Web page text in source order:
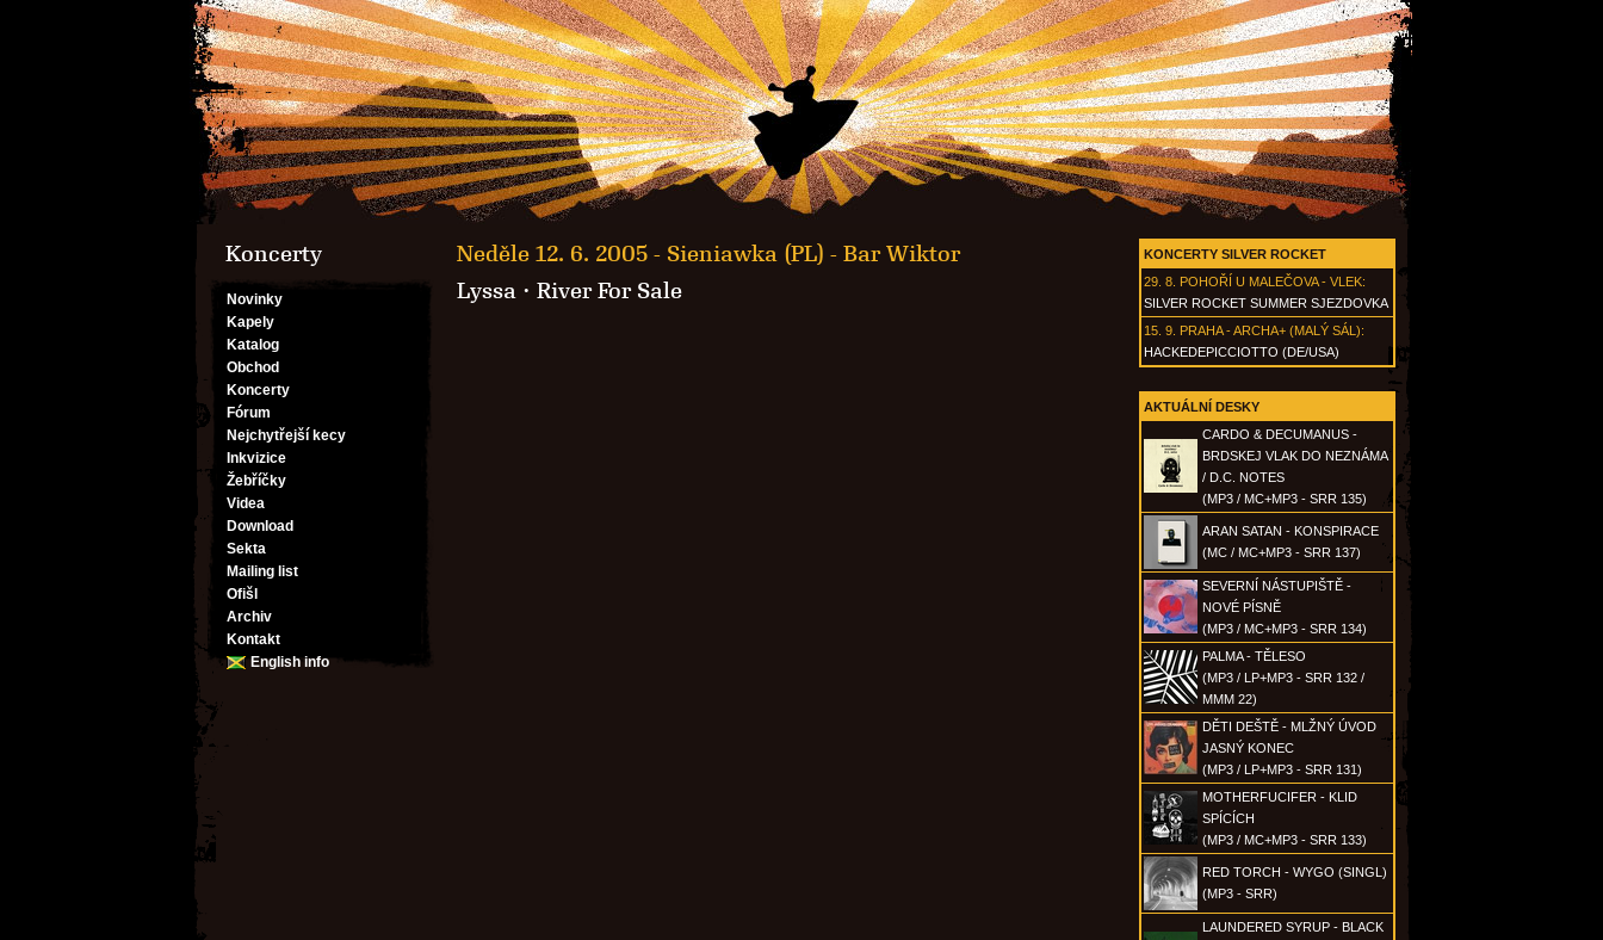
Koncerty
Novinky
Kapely
Katalog
Obchod
Koncerty
Fórum
Nejchytřejší kecy
Inkvizice
Žebříčky
Videa
Download
Sekta
Mailing list
Ofišl
Archiv
Kontakt
English info
KONCERTY SILVER ROCKET
29. 8. POHOŘÍ U MALEČOVA - VLEK:
SILVER ROCKET SUMMER SJEZDOVKA
15. 9. PRAHA - ARCHA+ (MALÝ SÁL):
HACKEDEPICCIOTTO (DE/USA)
AKTUÁLNÍ DESKY
CARDO & DECUMANUS -
BRDSKEJ VLAK DO NEZNÁMA
/ D.C. NOTES
(MP3 / MC+MP3 - SRR 135)
ARAN SATAN - KONSPIRACE
(MC / MC+MP3 - SRR 137)
SEVERNÍ NÁSTUPIŠTĚ -
NOVÉ PÍSNĚ
(MP3 / MC+MP3 - SRR 134)
PALMA - TĚLESO
(MP3 / LP+MP3 - SRR 132 /
MMM 22)
DĚTI DEŠTĚ - MLŽNÝ ÚVOD
JASNÝ KONEC
(MP3 / LP+MP3 - SRR 131)
MOTHERFUCIFER - KLID
SPÍCÍCH
(MP3 / MC+MP3 - SRR 133)
RED TORCH - WYGO (SINGL)
(MP3 - SRR)
LAUNDERED SYRUP - BLACK
Neděle 12. 6. 2005 - Sieniawka (PL) - Bar Wiktor
Lyssa · River For Sale